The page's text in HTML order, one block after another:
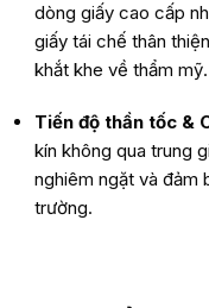
dòng giấy cao cấp
giấy tái chế thân
khắt khe về thẩm mỹ.
Tiến độ thần tốc &
kín không qua trung
nghiêm ngặt và đảm
trường.